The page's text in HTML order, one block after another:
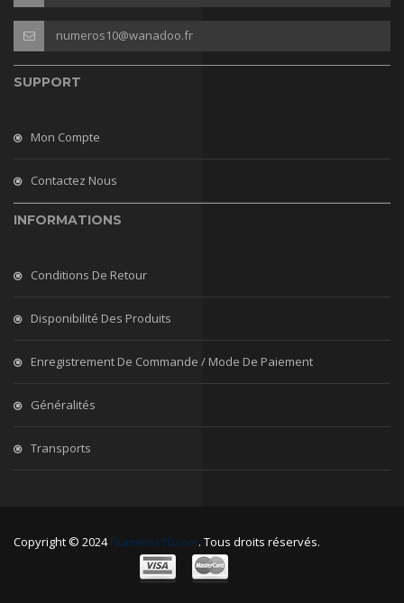
numeros10@wanadoo.fr
SUPPORT
Mon Compte
Contactez Nous
INFORMATIONS
Conditions De Retour
Disponibilité Des Produits
Enregistrement De Commande / Mode De Paiement
Généralités
Transports
Copyright © 2024Numeros10.com. Tous droits réservés.